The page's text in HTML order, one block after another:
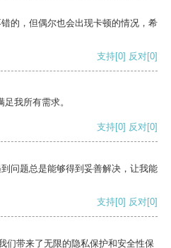
的，但偶尔也会出现卡顿的情况，希
支持[0] 反对[0]
我所有需求。
支持[0] 反对[0]
问题总是能够得到妥善解决，让我能
支持[0] 反对[0]
们带来了无限的隐私保护和安全性保